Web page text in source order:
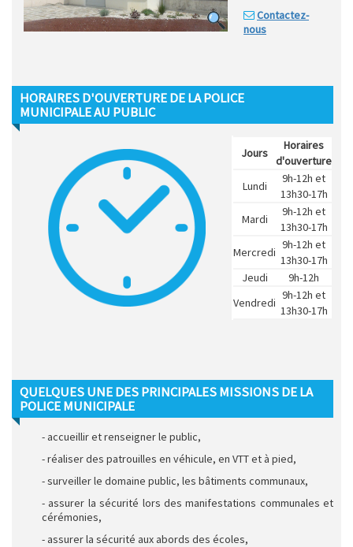
Contactez-
nous
HORAIRES D'OUVERTURE DE LA POLICE
MUNICIPALE AU PUBLIC
Jours
Horaires
d'ouverture
Lundi
9h-12h et
13h30-17h
Mardi
9h-12h et
13h30-17h
Mercredi
9h-12h et
13h30-17h
Jeudi
9h-12h
Vendredi
9h-12h et
13h30-17h
QUELQUES UNE DES PRINCIPALES MISSIONS DE LA
POLICE MUNICIPALE
- accueillir et renseigner le public,
- réaliser des patrouilles en véhicule, en VTT et à pied,
- surveiller le domaine public, les bâtiments communaux,
- assurer la sécurité lors des manifestations communales et
cérémonies,
- assurer la sécurité aux abords des écoles,